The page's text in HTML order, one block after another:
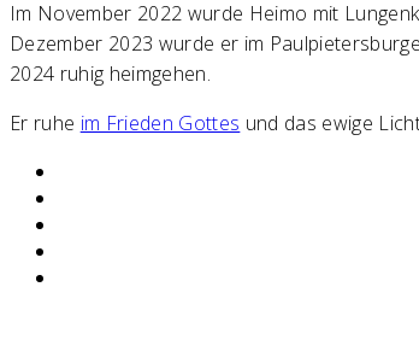
Im November 2022 wurde Heimo mit
Dezember 2023 wurde er im
2024 ruhig heimgehen.
Er ruhe im Frieden Gottes und das ewige